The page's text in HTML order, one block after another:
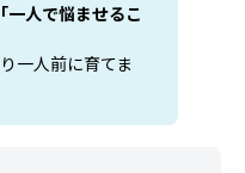
一人で悩ませるこ
一人前に育てま